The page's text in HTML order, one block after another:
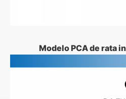
Modelo PCA de rata